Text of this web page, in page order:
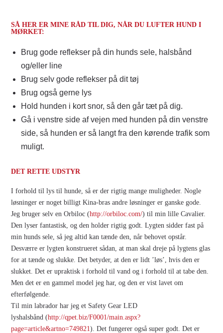
SÅ HER ER MINE RÅD TIL DIG, NÅR DU LUFTER HUND I
MØRKET:
Brug gode reflekser på din hunds sele, halsbånd
og/eller line
Brug selv gode reflekser på dit tøj
Brug også gerne lys
Hold hunden i kort snor, så den går tæt på dig.
Gå i venstre side af vejen med hunden på din venstre
side, så hunden er så langt fra den kørende trafik som
muligt.
DET RETTE UDSTYR
I forhold til lys til hunde, så er der rigtig mange muligheder. Nogle
løsninger er noget billigt Kina-bras andre løsninger er ganske gode.
Jeg bruger selv en Orbiloc (http://orbiloc.com/) til min lille Cavalier.
Den lyser fantastisk, og den holder rigtig godt. Lygten sidder fast på
min hunds sele, så jeg altid kan tænde den, når behovet opstår.
Desværre er lygten konstrueret sådan, at man skal dreje på lygtens glas
for at tænde og slukke. Det betyder, at den er lidt ’løs’, hvis den er
slukket. Det er upraktisk i forhold til vand og i forhold til at tabe den.
Men det er en gammel model jeg har, og den er vist lavet om
efterfølgende.
Til min labrador har jeg et Safety Gear LED
lyshalsbånd (http://qpet.biz/F0001/main.aspx?
page=article&artno=749821). Det fungerer også super godt. Det er